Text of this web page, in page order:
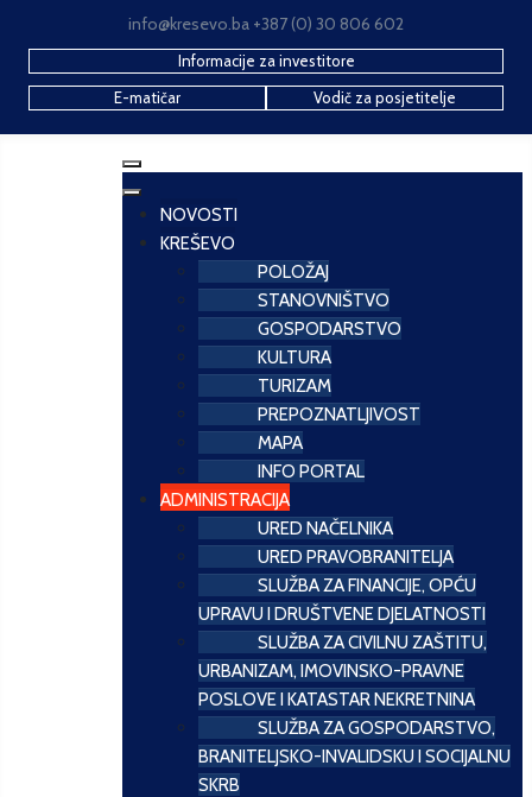
info@kresevo.ba +387 (0) 30 806 602
Informacije za investitore
E-matičar
Vodič za posjetitelje
NOVOSTI
KREŠEVO
POLOŽAJ
STANOVNIŠTVO
GOSPODARSTVO
KULTURA
TURIZAM
PREPOZNATLJIVOST
MAPA
INFO PORTAL
ADMINISTRACIJA
URED NAČELNIKA
URED PRAVOBRANITELJA
SLUŽBA ZA FINANCIJE, OPĆU
UPRAVU I DRUŠTVENE DJELATNOSTI
SLUŽBA ZA CIVILNU ZAŠTITU,
URBANIZAM, IMOVINSKO-PRAVNE
POSLOVE I KATASTAR NEKRETNINA
SLUŽBA ZA GOSPODARSTVO,
BRANITELJSKO-INVALIDSKU I SOCIJALNU
SKRB